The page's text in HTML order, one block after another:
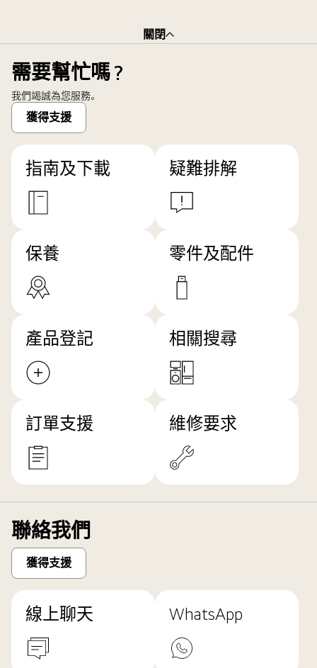
關閉
需要幫忙嗎？
我們竭誠為您服務。
獲得支援
指南及下載 疑難排解
保養 零件及配件
產品登記 相關搜尋
訂單支援 維修要求
聯絡我們
獲得支援
線上聊天 WhatsApp